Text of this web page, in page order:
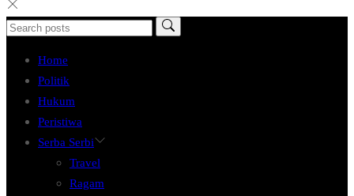
Home
Politik
Hukum
Peristiwa
Serba Serbi
Travel
Ragam